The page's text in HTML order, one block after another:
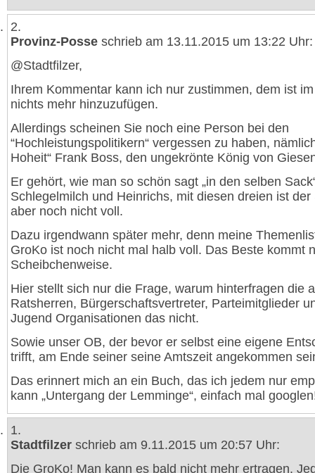
2.
Provinz-Posse schrieb am 13.11.2015 um 13:22 Uhr:
@Stadtfilzer,
Ihrem Kommentar kann ich nur zustimmen, dem ist
nichts mehr hinzuzufügen.
Allerdings scheinen Sie noch eine Person bei den
“Hochleistungspolitikern“ vergessen zu haben,
Hoheit“ Frank Boss, den ungekrönte König von
Er gehört, wie man so schön sagt „in den selben
Schlegelmilch und Heinrichs, mit diesen dreien ist der
aber noch nicht voll.
Dazu irgendwann später mehr, denn meine
GroKo ist noch nicht mal halb voll. Das Beste kommt
Scheibchenweise.
Hier stellt sich nur die Frage, warum hinterfragen die
Ratsherren, Bürgerschaftsvertreter, Parteimitglieder
Jugend Organisationen das nicht.
Sowie unser OB, der bevor er selbst eine eigene
trifft, am Ende seiner seine Amtszeit angekommen
Das erinnert mich an ein Buch, das ich jedem nur
kann „Untergang der Lemminge“, einfach mal
1.
Stadtfilzer schrieb am 9.11.2015 um 20:57 Uhr:
Die GroKo! Man kann es bald nicht mehr ertragen.